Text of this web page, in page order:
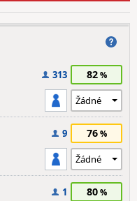
313 82
9 76
1 80